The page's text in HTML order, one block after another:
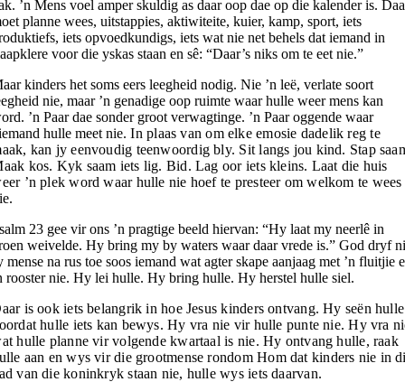
’n Mens voel amper skuldig as daar oop dae op die kalender is.
planne wees, uitstappies, aktiwiteite, kuier, kamp, sport, iets
iets opvoedkundigs, iets wat nie net behels dat iemand in
voor die yskas staan en sê: “Daar’s niks om te eet nie.”
kinders het soms eers leegheid nodig. Nie ’n leë, verlate soort
nie, maar ’n genadige oop ruimte waar hulle weer mens kan
’n Paar dae sonder groot verwagtinge. ’n Paar oggende waar
hulle meet nie.In plaas van om elke emosie dadelik reg te
kan jy eenvoudig teenwoordig bly. Sit langs jou kind. Stap
kos. Kyk saam iets lig. Bid. Lag oor iets kleins. Laat die huis
’n plek word waar hulle nie hoef te presteer om welkom te wees
23 gee vir ons ’n pragtige beeld hiervan: “Hy laat my neerlê in
weivelde. Hy bring my by waters waar daar vrede is.” God dryf
mense na rus toe soos iemand wat agter skape aanjaag met ’n fluitjie
rooster nie. Hy lei hulle. Hy bring hulle. Hy herstel hulle siel.
is ook iets belangrik in hoe Jesus kinders ontvang. Hy seën hulle
hulle iets kan bewys. Hy vra nie vir hulle punte nie. Hy vra
hulle planne vir volgende kwartaal is nie. Hy ontvang hulle, raak
aan en wys vir die grootmense rondom Hom dat kinders nie in
van die koninkryk staan nie, hulle wys iets daarvan.